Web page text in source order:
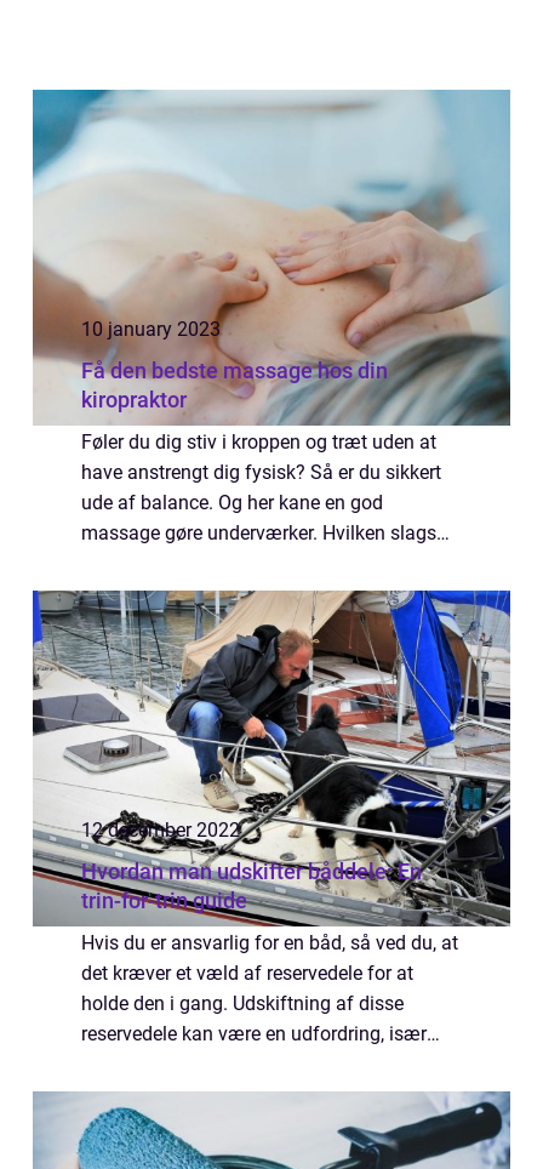
10 january 2023
Få den bedste massage hos din
kiropraktor
Føler du dig stiv i kroppen og træt uden at
have anstrengt dig fysisk? Så er du sikkert
ude af balance. Og her kane en god
massage gøre underværker. Hvilken slags
besvares bedst ved at tale med en
professionel ...
12 december 2022
Hvordan man udskifter båddele: En
trin-for-trin guide
Hvis du er ansvarlig for en båd, så ved du, at
det kræver et væld af reservedele for at
holde den i gang. Udskiftning af disse
reservedele kan være en udfordring, især
specifikationer. I denne artikel vil vi
gennemg...